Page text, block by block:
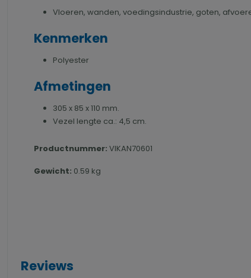
Vloeren, wanden, voedingsindustrie, goten,
Kenmerken
Polyester
Afmetingen
305 x 85 x 110 mm.
Vezel lengte ca.: 4,5 cm.
Productnummer: VIKAN70601
Gewicht: 0.59 kg
Reviews